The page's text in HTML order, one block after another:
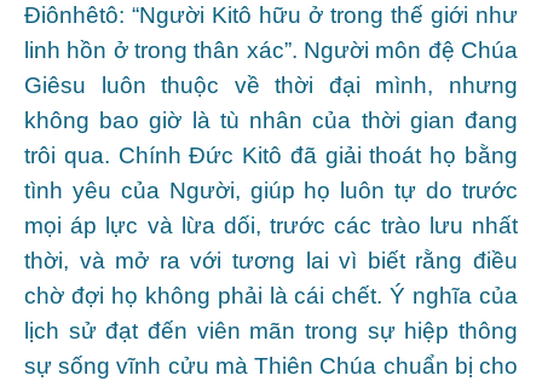
Điônhêtô: “Người Kitô hữu ở trong thế giới như
linh hồn ở trong thân xác”. Người môn đệ Chúa
Giêsu luôn thuộc về thời đại mình, nhưng
không bao giờ là tù nhân của thời gian đang
trôi qua. Chính Đức Kitô đã giải thoát họ bằng
tình yêu của Người, giúp họ luôn tự do trước
mọi áp lực và lừa dối, trước các trào lưu nhất
thời, và mở ra với tương lai vì biết rằng điều
chờ đợi họ không phải là cái chết. Ý nghĩa của
lịch sử đạt đến viên mãn trong sự hiệp thông
sự sống vĩnh cửu mà Thiên Chúa chuẩn bị cho